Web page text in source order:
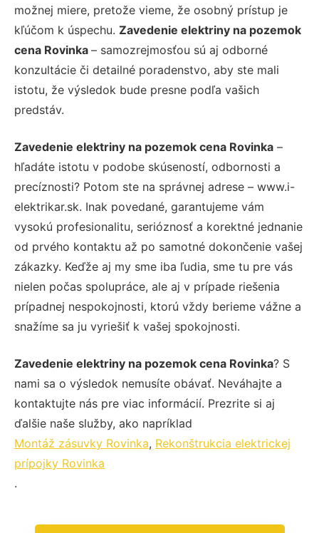
možnej miere, pretože vieme, že osobný prístup je
kľúčom k úspechu. Zavedenie elektriny na pozemok
cena Rovinka – samozrejmosťou sú aj odborné
konzultácie či detailné poradenstvo, aby ste mali
istotu, že výsledok bude presne podľa vašich
predstáv.
Zavedenie elektriny na pozemok cena Rovinka –
hľadáte istotu v podobe skúseností, odbornosti a
precíznosti? Potom ste na správnej adrese – www.i-
elektrikar.sk. Inak povedané, garantujeme vám
vysokú profesionalitu, serióznosť a korektné jednanie
od prvého kontaktu až po samotné dokončenie vašej
zákazky. Keďže aj my sme iba ľudia, sme tu pre vás
nielen počas spolupráce, ale aj v prípade riešenia
prípadnej nespokojnosti, ktorú vždy berieme vážne a
snažíme sa ju vyriešiť k vašej spokojnosti.
Zavedenie elektriny na pozemok cena Rovinka? S
nami sa o výsledok nemusíte obávať. Neváhajte a
kontaktujte nás pre viac informácií. Prezrite si aj
ďalšie naše služby, ako napríklad
Montáž zásuvky Rovinka, Rekonštrukcia elektrickej
prípojky Rovinka
.